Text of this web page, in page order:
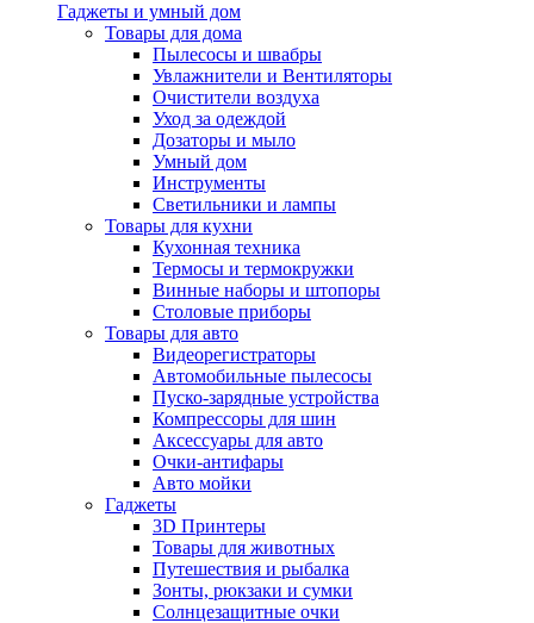
Гаджеты и умный дом
Товары для дома
Пылесосы и швабры
Увлажнители и Вентиляторы
Очистители воздуха
Уход за одеждой
Дозаторы и мыло
Умный дом
Инструменты
Светильники и лампы
Товары для кухни
Кухонная техника
Термосы и термокружки
Винные наборы и штопоры
Столовые приборы
Товары для авто
Видеорегистраторы
Автомобильные пылесосы
Пуско-зарядные устройства
Компрессоры для шин
Аксессуары для авто
Очки-антифары
Авто мойки
Гаджеты
3D Принтеры
Товары для животных
Путешествия и рыбалка
Зонты, рюкзаки и сумки
Солнцезащитные очки